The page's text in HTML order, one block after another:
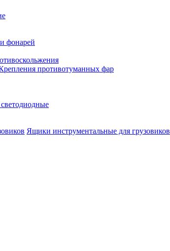
фонарей
противотуманных фар
Ящики инструментальные для грузовиков